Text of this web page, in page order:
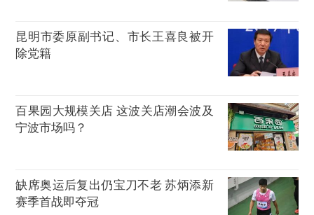
昆明市委原副书记、市长王喜良被开
除党籍
百果园大规模关店 这波关店潮会波及
宁波市场吗？
缺席奥运后复出仍宝刀不老 苏炳添新
赛季首战即夺冠